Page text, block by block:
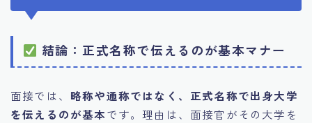
結論：正式名称で伝えるのが基本マナー
面接では、 略称や通称ではなく、正式名称で出身大学
を伝えるのが基本です。理由は、面接官がその大学を